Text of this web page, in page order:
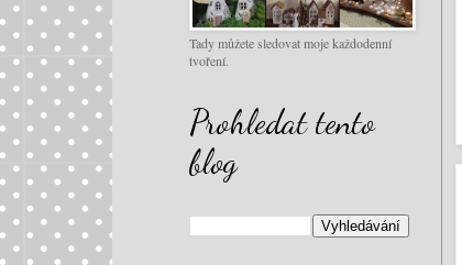
Tady můžete sledovat moje každodenní
tvoření.
Prohledat tento
blog